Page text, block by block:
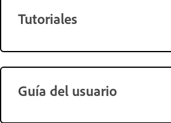
Tutoriales
Guía del usuario